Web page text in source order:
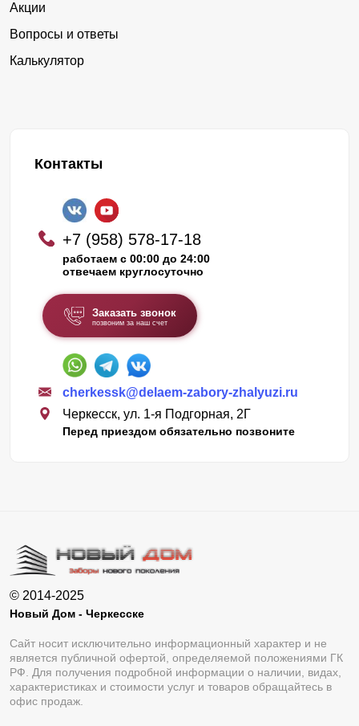
Акции
Вопросы и ответы
Калькулятор
Контакты
+7 (958) 578-17-18
работаем с 00:00 до 24:00
отвечаем круглосуточно
Заказать звонок
позвоним за наш счет
cherkessk@delaem-zabory-zhalyuzi.ru
Черкесск, ул. 1-я Подгорная, 2Г
Перед приездом обязательно позвоните
© 2014-2025
Новый Дом - Черкесске
Сайт носит исключительно информационный характер и не
является публичной офертой, определяемой положениями ГК
РФ. Для получения подробной информации о наличии, видах,
характеристиках и стоимости услуг и товаров обращайтесь в
офис продаж.